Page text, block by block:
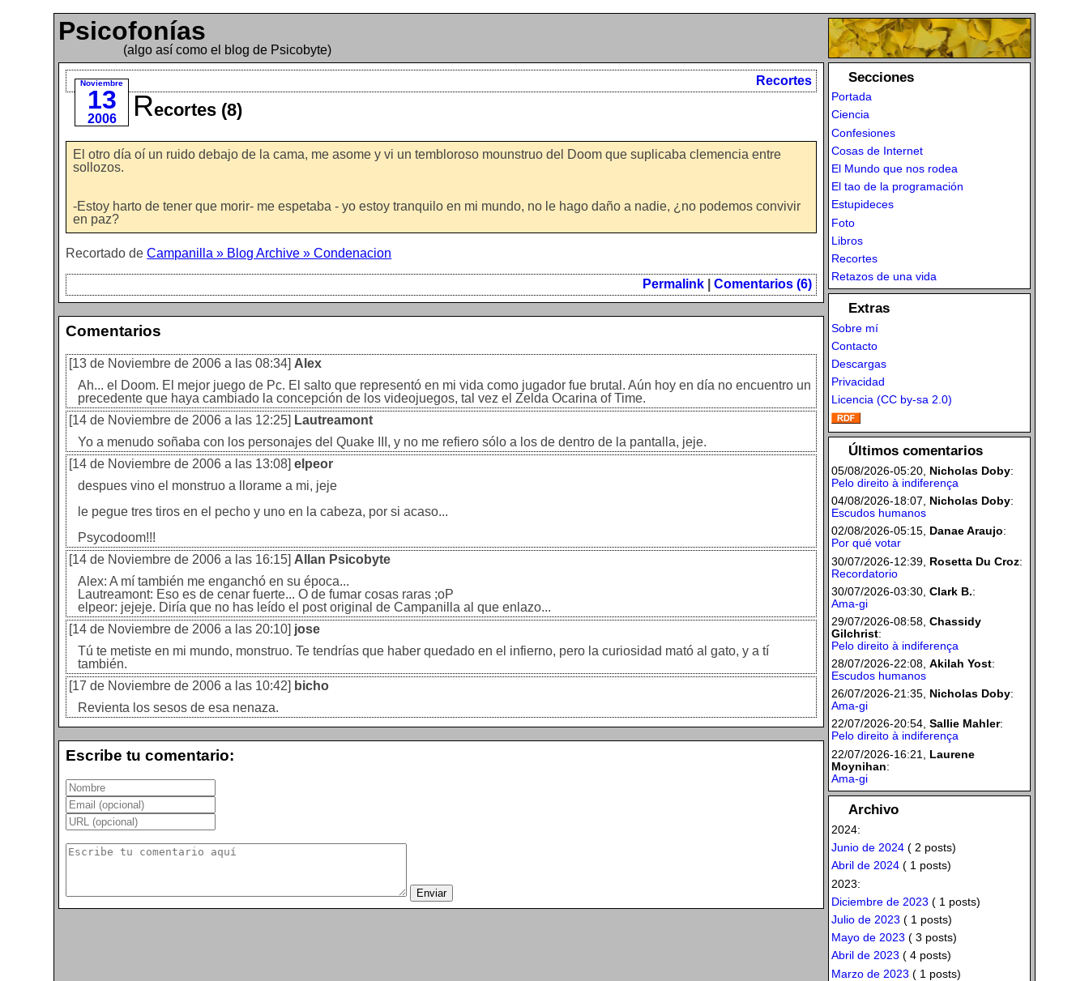
Psicofonías
(algo así como el blog de Psicobyte)
Noviembre
13
2006
Recortes
Recortes (8)
El otro día oí un ruido debajo de la cama, me asome y vi un tembloroso mounstruo del Doom que suplicaba clemencia entre
sollozos.
-Estoy harto de tener que morir- me espetaba - yo estoy tranquilo en mi mundo, no le hago daño a nadie, ¿no podemos convivir
en paz?
Recortado deCampanilla » Blog Archive » Condenacion
Permalink Comentarios (6)
Comentarios
[13 de Noviembre de 2006 a las 08:34] Alex
Ah... el Doom. El mejor juego de Pc. El salto que representó en mi vida como jugador fue brutal. Aún hoy en día no encuentro un
precedente que haya cambiado la concepción de los videojuegos, tal vez el Zelda Ocarina of Time.
[14 de Noviembre de 2006 a las 12:25] Lautreamont
Yo a menudo soñaba con los personajes del Quake III, y no me refiero sólo a los de dentro de la pantalla, jeje.
[14 de Noviembre de 2006 a las 13:08] elpeor
despues vino el monstruo a llorame a mi, jeje
le pegue tres tiros en el pecho y uno en la cabeza, por si acaso...
Psycodoom!!!
[14 de Noviembre de 2006 a las 16:15] Allan Psicobyte
Alex: A mí también me enganchó en su época...
Lautreamont: Eso es de cenar fuerte... O de fumar cosas raras ;oP
elpeor: jejeje. Diría que no has leído el post original de Campanilla al que enlazo...
[14 de Noviembre de 2006 a las 20:10] jose
Tú te metiste en mi mundo, monstruo. Te tendrías que haber quedado en el infierno, pero la curiosidad mató al gato, y a tí
también.
[17 de Noviembre de 2006 a las 10:42] bicho
Revienta los sesos de esa nenaza.
Escribe tu comentario:
Secciones
Portada
Ciencia
Confesiones
Cosas de Internet
El Mundo que nos rodea
El tao de la programación
Estupideces
Foto
Libros
Recortes
Retazos de una vida
Extras
Sobre mí
Contacto
Descargas
Privacidad
Licencia (CC by-sa 2.0)
Últimos comentarios
05/08/2026-05:20, Nicholas Doby:
Pelo direito à indiferença
04/08/2026-18:07, Nicholas Doby:
Escudos humanos
02/08/2026-05:15, Danae Araujo:
Por qué votar
30/07/2026-12:39, Rosetta Du Croz:
Recordatorio
30/07/2026-03:30, Clark B.:
Ama-gi
29/07/2026-08:58, Chassidy
Gilchrist:
Pelo direito à indiferença
28/07/2026-22:08, Akilah Yost:
Escudos humanos
26/07/2026-21:35, Nicholas Doby:
Ama-gi
22/07/2026-20:54, Sallie Mahler:
Pelo direito à indiferença
22/07/2026-16:21, Laurene
Moynihan:
Ama-gi
Archivo
2024:
Junio de 2024( 2 posts)
Abril de 2024( 1 posts)
2023:
Diciembre de 2023 ( 1 posts)
Julio de 2023 ( 1 posts)
Mayo de 2023 ( 3 posts)
Abril de 2023 ( 4 posts)
Marzo de 2023 ( 1 posts)